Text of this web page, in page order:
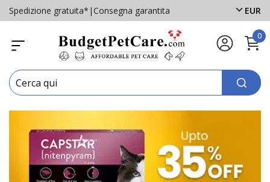
Spedizione gratuita* |Consegna garantita EUR
0